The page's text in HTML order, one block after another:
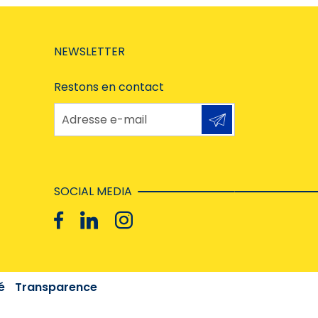
NEWSLETTER
Restons en contact
Adresse e-mail
SOCIAL MEDIA
Transparence